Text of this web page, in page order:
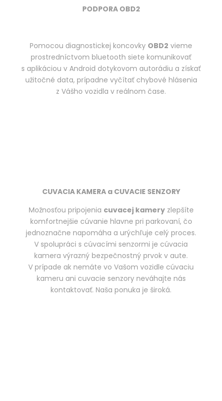
PODPORA OBD2
Pomocou diagnostickej koncovky OBD2 vieme
prostredníctvom bluetooth siete komunikovať
s aplikáciou v Android dotykovom autorádiu a získať
užitočné data, prípadne vyčítať chybové hlásenia
z Vášho vozidla v reálnom čase.
CUVACIA KAMERA a CUVACIE SENZORY
Možnosťou pripojenia cuvacej kameryzlepšíte
komfortnejšie cúvanie hlavne pri parkovaní, čo
jednoznačne napomáha a urýchľuje celý proces.
V spolupráci s cúvacími senzormi je cúvacia
kamera výrazný bezpečnostný prvok v aute.
V prípade ak nemáte vo Vašom vozidle cúvaciu
kameru ani cuvacie senzory neváhajte nás
kontaktovať. Naša ponuka je široká.